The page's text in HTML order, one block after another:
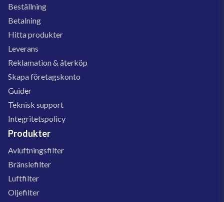
Beställning
Betalning
Hitta produkter
Leverans
Reklamation & återköp
Skapa företagskonto
Guider
Teknisk support
Integritetspolicy
Produkter
Avluftningsfilter
Bränslefilter
Luftfilter
Oljefilter